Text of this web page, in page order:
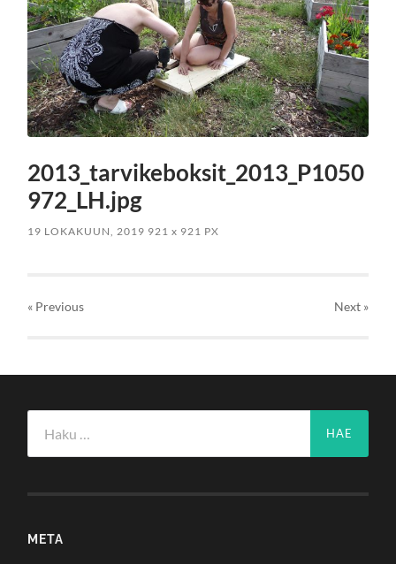
2013_tarvikeboksit_2013_P1050
972_LH.jpg
19 LOKAKUUN, 2019 921x 921 PX
« Previous Next»
META